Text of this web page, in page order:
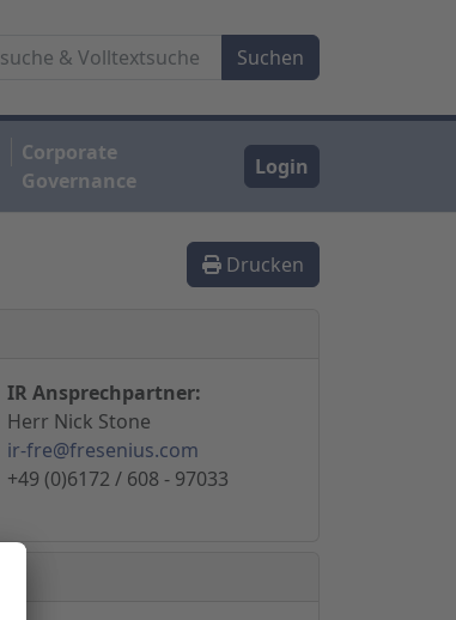
Corporate
Governance
Login
Drucken
IR Ansprechpartner:
Herr Nick Stone
ir-fre@fresenius.com
+49 (0)6172 / 608 - 97033